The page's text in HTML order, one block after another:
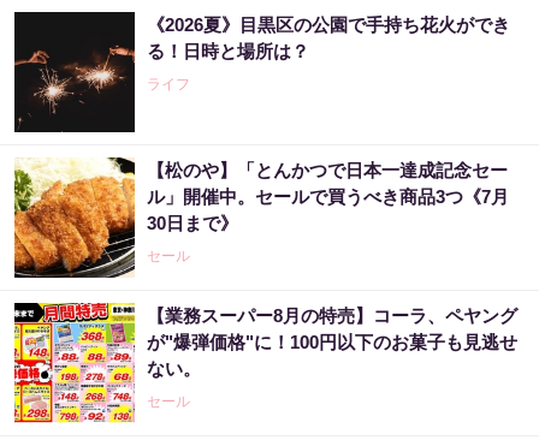
《2026夏》目黒区の公園で手持ち花火ができ
る！日時と場所は？
ライフ
【松のや】「とんかつで日本一達成記念セー
ル」開催中。セールで買うべき商品3つ《7月
30日まで》
セール
【業務スーパー8月の特売】コーラ、ペヤング
が"爆弾価格"に！100円以下のお菓子も見逃せ
ない。
セール